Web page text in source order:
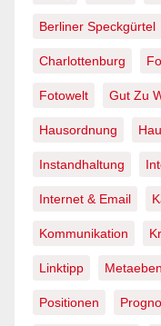
Berliner Speckgürtel
Charlottenburg
Fotowelt Gut Zu
Hausordnung
Instandhaltung
Internet & Email
Kommunikation
Linktipp
Positionen